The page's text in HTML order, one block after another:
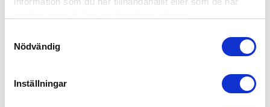
Nödvändig
Inställningar
Bugaboo Kompakt Transportväska